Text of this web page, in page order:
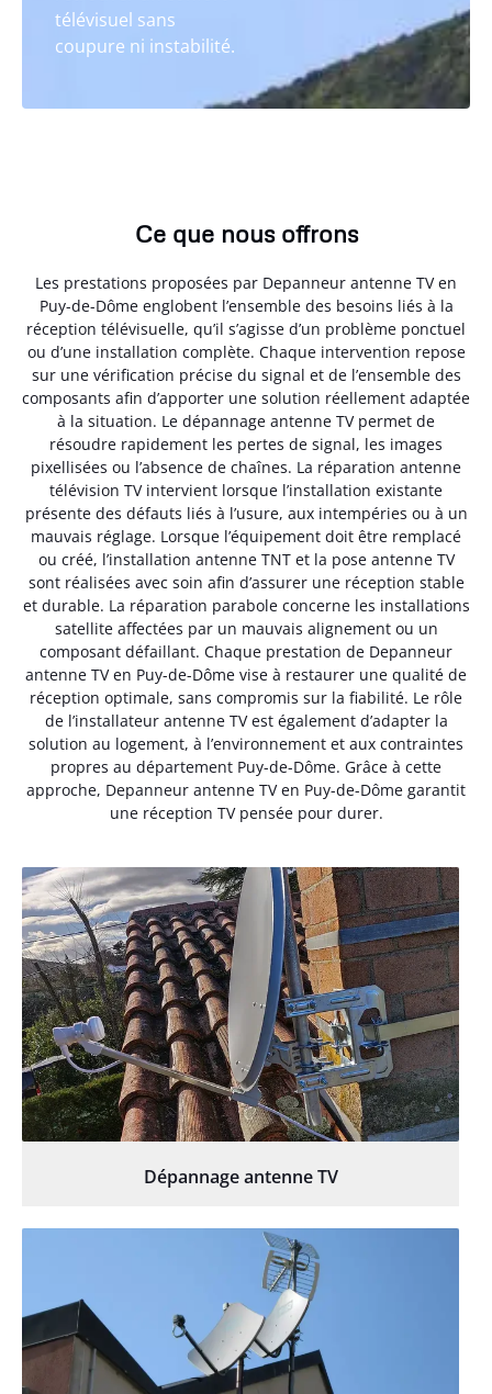
télévisuel sans
coupure ni instabilité.
Ce que nous offrons
Les prestations proposées par Depanneur antenne TV en
Puy-de-Dôme englobent l’ensemble des besoins liés à la
réception télévisuelle, qu’il s’agisse d’un problème ponctuel
ou d’une installation complète. Chaque intervention repose
sur une vérification précise du signal et de l’ensemble des
composants afin d’apporter une solution réellement adaptée
à la situation. Le dépannage antenne TV permet de
résoudre rapidement les pertes de signal, les images
pixellisées ou l’absence de chaînes. La réparation antenne
télévision TV intervient lorsque l’installation existante
présente des défauts liés à l’usure, aux intempéries ou à un
mauvais réglage. Lorsque l’équipement doit être remplacé
ou créé, l’installation antenne TNT et la pose antenne TV
sont réalisées avec soin afin d’assurer une réception stable
et durable. La réparation parabole concerne les installations
satellite affectées par un mauvais alignement ou un
composant défaillant. Chaque prestation de Depanneur
antenne TV en Puy-de-Dôme vise à restaurer une qualité de
réception optimale, sans compromis sur la fiabilité. Le rôle
de l’installateur antenne TV est également d’adapter la
solution au logement, à l’environnement et aux contraintes
propres au département Puy-de-Dôme. Grâce à cette
approche, Depanneur antenne TV en Puy-de-Dôme garantit
une réception TV pensée pour durer.
Dépannage antenne TV